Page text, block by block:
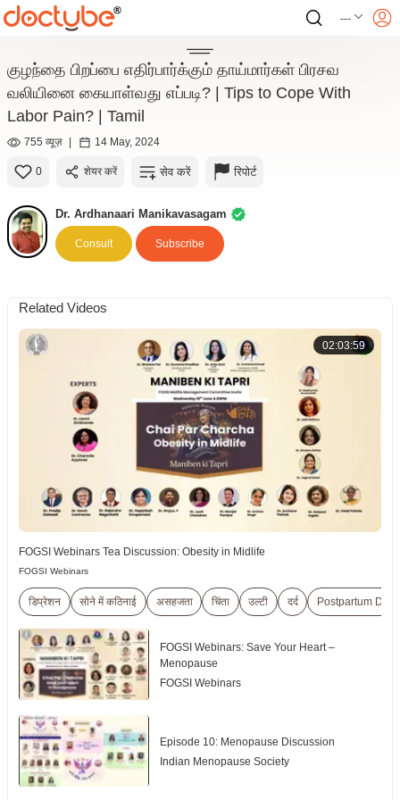
---
குழந்தை பிறப்பை‌ எதிர்பார்க்கும் தாய்மார்கள் பிரசவ
வலியினை கையாள்வது எப்படி? | Tips to Cope With
Labor Pain? | Tamil
755 व्यूज़ | 14 May, 2024
0 शेयर करें सेव करें रिपोर्ट
Dr. Ardhanaari Manikavasagam
Consult Subscribe
Related Videos
02:03:59
FOGSI Webinars Tea Discussion: Obesity in Midlife
FOGSI Webinars
डिप्रेशन सोने में कठिनाई असहजता चिंता उल्टी दर्द Postpartum
FOGSI Webinars: Save Your Heart –
Menopause
FOGSI Webinars
Episode 10: Menopause Discussion
Indian Menopause Society